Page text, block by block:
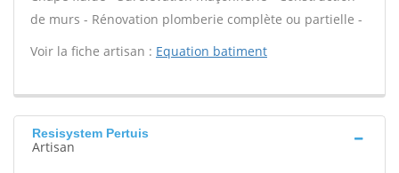
de murs - Rénovation plomberie complète ou partielle -
Voir la fiche artisan : Equation batiment
Resisystem Pertuis
Artisan